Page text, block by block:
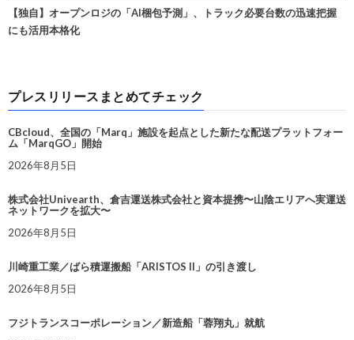
【独自】オープンロジの「AI梱包予測」、トラック必要台数の迅速把握
にも活用本格化
プレスリリースまとめてチェック
CBcloud、全国の「Marq」施設を起点とした新たな配送プラットフォー
ム「MarqGO」開始
2026年8月5日
株式会社Univearth、倉吉運送株式会社と資本提携〜山陰エリアへ実運送
ネットワークを拡大〜
2026年8月5日
川崎重工業／ばら積運搬船「ARISTOS II」の引き渡し
2026年8月5日
フジトランスコーポレーション／新造船「蓉翔丸」就航